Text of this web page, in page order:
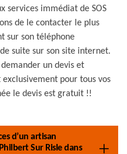
services immédiat de SOS
de le contacter le plus
sur son téléphone
suite sur son site internet.
un devis et
pour tous vos
le devis est gratuit !!
d’un artisan
Sur Risle dans